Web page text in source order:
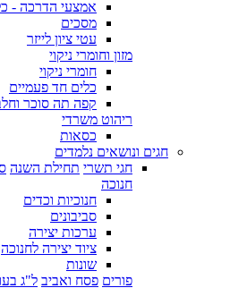
אמצעי הדרכה -
מסכים
עטי ציון לייזר
מזון וחומרי ניקוי
חומרי ניקוי
כלים חד פעמיים
קפה תה סוכר
ריהוט משרדי
כסאות
חגים ונושאים נלמדים
חגי תשרי תחילת השנה
חנוכה
חנוכיות וכדים
סביבונים
ערכות יצירה
ציוד יצירה לחנוכה
שונות
פורים פסח ואביב ל"ג